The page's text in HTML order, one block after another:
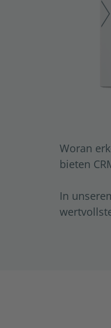
Woran
bieten
In